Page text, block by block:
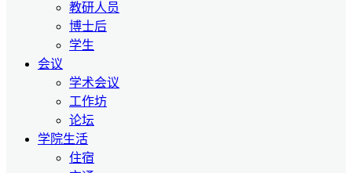
教研人员
博士后
学生
会议
学术会议
工作坊
论坛
学院生活
住宿